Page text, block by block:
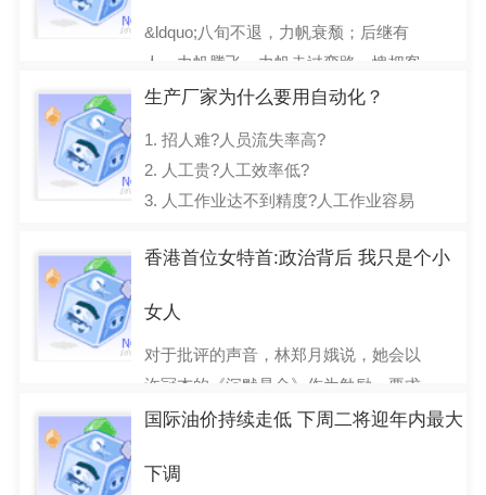
&ldquo;八旬不退，力帆衰颓；后继有
人，力帆腾飞。力帆走过弯路，愧把客
商辜负；而今走上坦途，工厂客商同
2017-03-29
生产厂家为什么要用自动化？
1. 招人难?人员流失率高?
2. 人工贵?人工效率低?
3. 人工作业达不到精度?人工作业容易
4. 人工作业质量不稳定?
2017-03-28
香港首位女特首:政治背后 我只是个小
女人
对于批评的声音，林郑月娥说，她会以
许冠杰的《沉默是金》作为勉励，要求
自己平常心对待，并相信公道自在人
2017-03-27
国际油价持续走低 下周二将迎年内最大
下调